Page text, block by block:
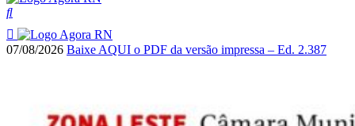
07/08/2026 Baixe AQUI o PDF da versão impressa – Ed. 2.387